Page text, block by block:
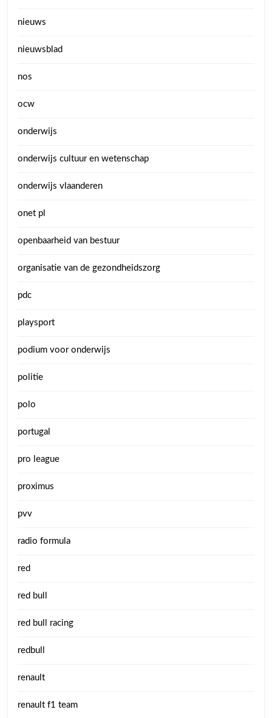
nieuws
nieuwsblad
nos
ocw
onderwijs
onderwijs cultuur en wetenschap
onderwijs vlaanderen
onet pl
openbaarheid van bestuur
organisatie van de gezondheidszorg
pdc
playsport
podium voor onderwijs
politie
polo
portugal
pro league
proximus
pvv
radio formula
red
red bull
red bull racing
redbull
renault
renault f1 team